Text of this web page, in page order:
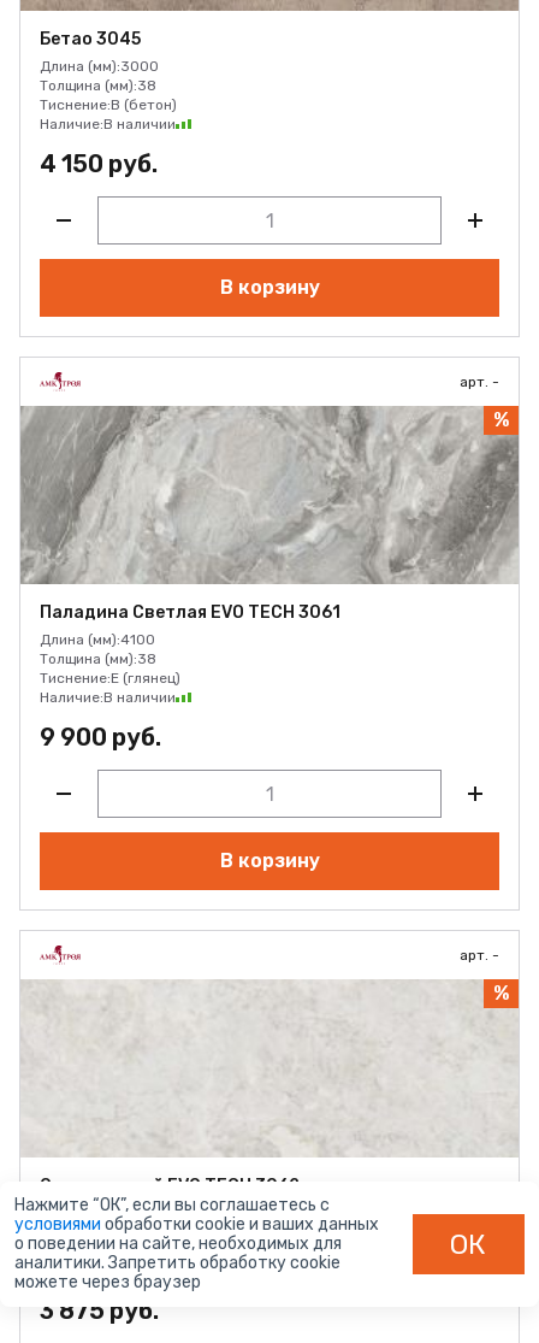
Бетао 3045
Длина (мм):3000
Толщина (мм):38
Тиснение:B (бетон)
Наличие:В наличии
4 150 руб.
В корзину
арт. -
%
Паладина Светлая EVO TECH 3061
Длина (мм):4100
Толщина (мм):38
Тиснение:E (глянец)
Наличие:В наличии
9 900 руб.
В корзину
арт. -
%
Опал светлый EVO TECH 3062
Длина (мм):3000
Толщина (мм):38
Тиснение:E (глянец)
Наличие: В наличии
3 875 руб.
Нажмите “ОК”, если вы соглашаетесь с
условиями обработки cookie и ваших данных
о поведении на сайте, необходимых для
аналитики. Запретить обработку cookie
можете через браузер
ОК